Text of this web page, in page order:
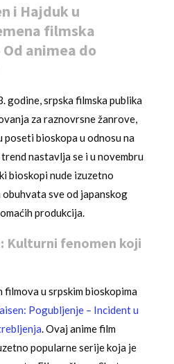
i Hajduk u
filmska
animea do
godine, srpska filmska publika
za raznovrsne žanrove,
poseti bioskopa u odnosu na
nastavlja se i u novembru
bioskopi nude izuzetno
sve od japanskog
produkcija.
Kulturni fenomen koji
filmova u srpskim bioskopima
Pogubljenje – Incident u
. Ovaj anime film
popularne serije koja je